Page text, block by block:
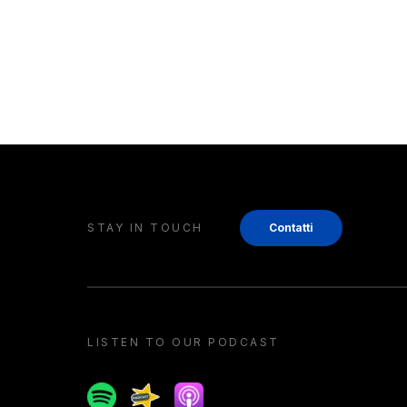
STAY IN TOUCH Contatti
LISTEN TO OUR PODCAST
SpotifySpreakerApple podcast